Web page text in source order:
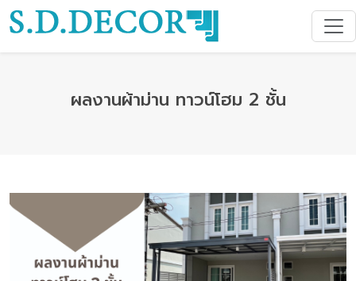
ผลงานผ้าม่าน ทาวน์โฮม 2 ชั้น